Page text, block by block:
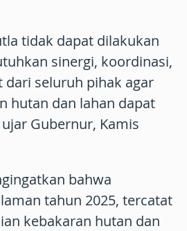
tidak dapat dilakukan
sinergi, koordinasi,
seluruh pihak agar
hutan dan lahan dapat
Gubernur, Kamis
bahwa
tahun 2025, tercatat
kebakaran hutan dan